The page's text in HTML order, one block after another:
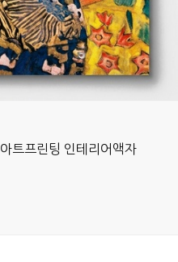
트프린팅 인테리어액자